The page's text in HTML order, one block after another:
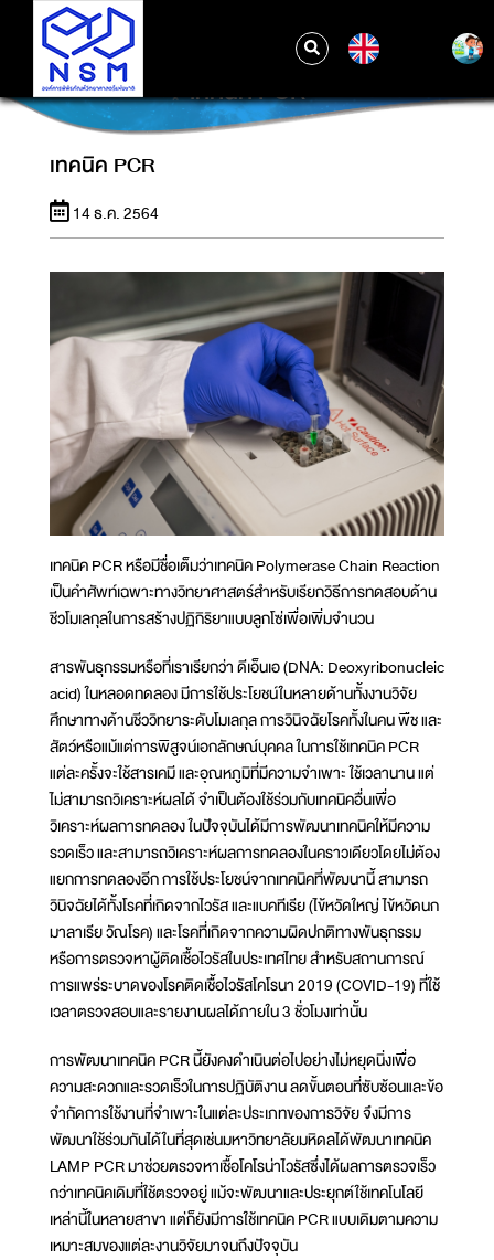
เทคนิค PCR
เทคนิค PCR
14 ธ.ค. 2564
เทคนิค PCR หรือมีชื่อเต็มว่าเทคนิค Polymerase Chain Reaction
เป็นคำศัพท์เฉพาะทางวิทยาศาสตร์สำหรับเรียกวิธีการทดสอบด้าน
ชีวโมเลกุลในการสร้างปฏิกิริยาแบบลูกโซ่เพื่อเพิ่มจำนวน
สารพันธุกรรมหรือที่เราเรียกว่า ดีเอ็นเอ (DNA: Deoxyribonucleic
acid) ในหลอดทดลอง มีการใช้ประโยชน์ในหลายด้านทั้งงานวิจัย
ศึกษาทางด้านชีววิทยาระดับโมเลกุล การวินิจฉัยโรคทั้งในคน พืช และ
สัตว์หรือแม้แต่การพิสูจน์เอกลักษณ์บุคคล ในการใช้เทคนิค PCR
แต่ละครั้งจะใช้สารเคมี และอุณหภูมิที่มีความจำเพาะ ใช้เวลานาน แต่
ไม่สามารถวิเคราะห์ผลได้ จำเป็นต้องใช้ร่วมกับเทคนิคอื่นเพื่อ
วิเคราะห์ผลการทดลอง ในปัจจุบันได้มีการพัฒนาเทคนิคให้มีความ
รวดเร็ว และสามารถวิเคราะห์ผลการทดลองในคราวเดียวโดยไม่ต้อง
แยกการทดลองอีก การใช้ประโยชน์จากเทคนิคที่พัฒนานี้ สามารถ
วินิจฉัยได้ทั้งโรคที่เกิดจากไวรัส และแบคทีเรีย (ไข้หวัดใหญ่ ไข้หวัดนก
มาลาเรีย วัณโรค) และโรคที่เกิดจากความผิดปกติทางพันธุกรรม
หรือการตรวจหาผู้ติดเชื้อไวรัสในประเทศไทย สำหรับสถานการณ์
การแพร่ระบาดของโรคติดเชื้อไวรัสโคโรนา 2019 (COVID-19) ที่ใช้
เวลาตรวจสอบและรายงานผลได้ภายใน 3 ชั่วโมงเท่านั้น
การพัฒนาเทคนิค PCR นี้ยังคงดำเนินต่อไปอย่างไม่หยุดนิ่งเพื่อ
ความสะดวกและรวดเร็วในการปฏิบัติงาน ลดขั้นตอนที่ซับซ้อนและข้อ
จำกัดการใช้งานที่จำเพาะในแต่ละประเภทของการวิจัย จึงมีการ
พัฒนาใช้ร่วมกันได้ในที่สุดเช่นมหาวิทยาลัยมหิดลได้พัฒนาเทคนิค
LAMP PCR มาช่วยตรวจหาเชื้อโคโรน่าไวรัสซึ่งได้ผลการตรวจเร็ว
กว่าเทคนิคเดิมที่ใช้ตรวจอยู่ แม้จะพัฒนาและประยุกต์ใช้เทคโนโลยี
เหล่านี้ในหลายสาขา แต่ก็ยังมีการใช้เทคนิค PCR แบบเดิมตามความ
เหมาะสมของแต่ละงานวิจัยมาจนถึงปัจจุบัน